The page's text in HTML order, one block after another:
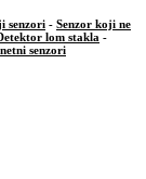
senzori - Senzor koji ne
lom stakla -
senzori